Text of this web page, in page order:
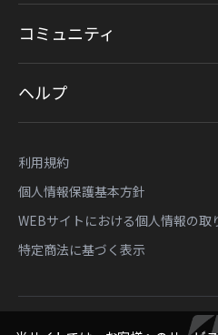
コミュニティ
ヘルプ
利用規約
個人情報保護基本方針
WEBサイトにおける個人情報の取
特定商法に基づく表示